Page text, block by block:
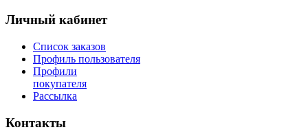
Личный кабинет
Список заказов
Профиль пользователя
Профили
покупателя
Рассылка
Контакты